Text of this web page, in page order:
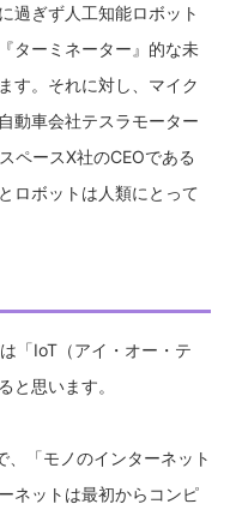
過ぎず人工知能ロボット
ターミネーター』的な未
す。それに対し、マイク
動車会社テスラモーター
ペースX社のCEOである
ロボットは人類にとって
「IoT（アイ・オー・テ
と思います。
、「モノのインターネット
ネットは最初からコンピ